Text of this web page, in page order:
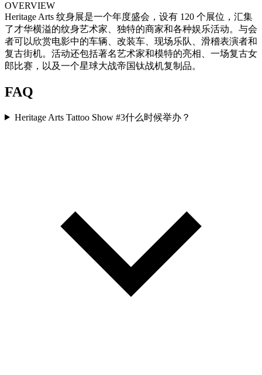
OVERVIEW
Heritage Arts 纹身展是一个年度盛会，设有 120 个展位，汇集
了才华横溢的纹身艺术家、独特的商家和各种娱乐活动。与会
者可以欣赏电影中的车辆、改装车、现场乐队、滑稽表演者和
复古街机。活动还包括著名艺术家和模特的亮相、一场复古女
郎比赛，以及一个星球大战帝国钛战机复制品。
FAQ
Heritage Arts Tattoo Show #3什么时候举办？